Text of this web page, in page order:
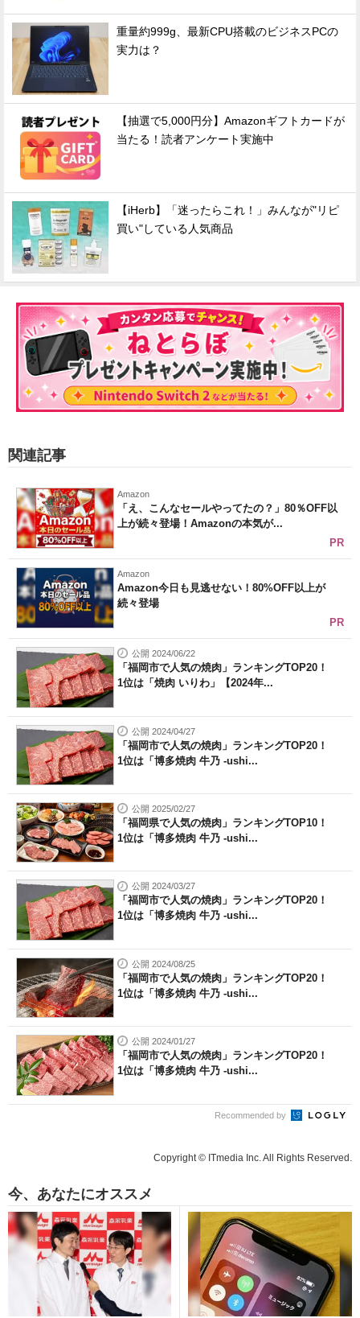
重量約999g、最新CPU搭載のビジネスPCの
実力は？
【抽選で5,000円分】Amazonギフトカードが
当たる！読者アンケート実施中
【iHerb】「迷ったらこれ！」みんなが"リピ
買い"している人気商品
関連記事
Amazon
「え、こんなセールやってたの？」80％OFF以
上が続々登場！Amazonの本気が...
PR
Amazon
Amazon今日も見逃せない！80%OFF以上が
続々登場
PR
公開 2024/06/22
「福岡市で人気の焼肉」ランキングTOP20！
1位は「焼肉 いりわ」【2024年...
公開 2024/04/27
「福岡市で人気の焼肉」ランキングTOP20！
1位は「博多焼肉 牛乃 -ushi...
公開 2025/02/27
「福岡県で人気の焼肉」ランキングTOP10！
1位は「博多焼肉 牛乃 -ushi...
公開 2024/03/27
「福岡市で人気の焼肉」ランキングTOP20！
1位は「博多焼肉 牛乃 -ushi...
公開 2024/08/25
「福岡市で人気の焼肉」ランキングTOP20！
1位は「博多焼肉 牛乃 -ushi...
公開 2024/01/27
「福岡市で人気の焼肉」ランキングTOP20！
1位は「博多焼肉 牛乃 -ushi...
Recommended by
Copyright © ITmedia Inc. All Rights Reserved.
今、あなたにオススメ